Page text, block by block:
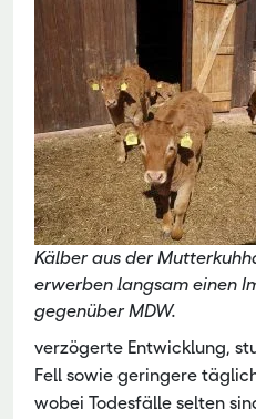
Kälber aus der
erwerben langsam einen
gegenüber MDW.
verzögerte Entwicklung,
Fell sowie geringere
wobei Todesfälle selten